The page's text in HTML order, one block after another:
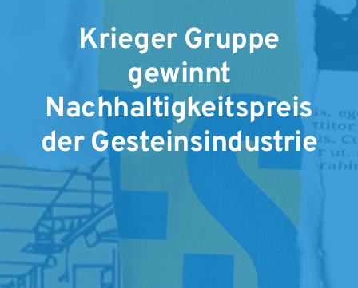
Krieger Gruppe
gewinnt
Nachhaltigkeitspreis
der Gesteinsindustrie